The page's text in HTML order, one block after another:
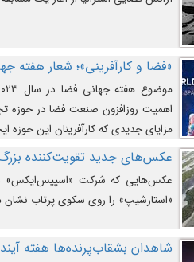
«فضا و کارآفرینی»؛ شعار هفته
اهمیت روزافزون صنعت فضا در حوزه
مزایای جدیدی که کارآفرینان این حوزه
عکس‌های جدید تقویت‌کننده
عکس‌هایی که شرکت «اسپیس‌ایکس»
«استارشیپ» را روی سکوی پرتاب
شاهدان بشقاب‌پرنده‌ها هفته